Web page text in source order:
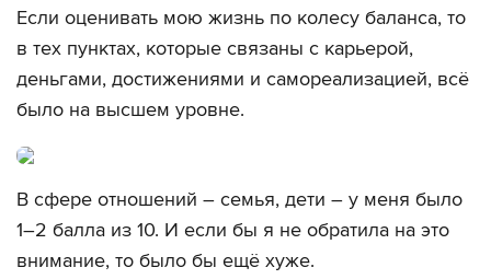
Если оценивать мою жизнь по колесу баланса, то
в тех пунктах, которые связаны с карьерой,
деньгами, достижениями и самореализацией, всё
было на высшем уровне.
В сфере отношений – семья, дети – у меня было
1–2 балла из 10. И если бы я не обратила на это
внимание, то было бы ещё хуже.